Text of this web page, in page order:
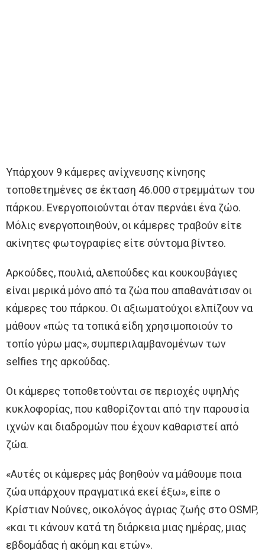
Υπάρχουν 9 κάμερες ανίχνευσης κίνησης
τοποθετημένες σε έκταση 46.000 στρεμμάτων του
πάρκου. Ενεργοποιούνται όταν περνάει ένα ζώο.
Μόλις ενεργοποιηθούν, οι κάμερες τραβούν είτε
ακίνητες φωτογραφίες είτε σύντομα βίντεο.
Αρκούδες, πουλιά, αλεπούδες και κουκουβάγιες
είναι μερικά μόνο από τα ζώα που απαθανάτισαν οι
κάμερες του πάρκου. Οι αξιωματούχοι ελπίζουν να
μάθουν «πώς τα τοπικά είδη χρησιμοποιούν το
τοπίο γύρω μας», συμπεριλαμβανομένων των
selfies της αρκούδας.
Οι κάμερες τοποθετούνται σε περιοχές υψηλής
κυκλοφορίας, που καθορίζονται από την παρουσία
ιχνών και διαδρομών που έχουν καθαριστεί από
ζώα.
«Αυτές οι κάμερες μάς βοηθούν να μάθουμε ποια
ζώα υπάρχουν πραγματικά εκεί έξω», είπε ο
Κρίστιαν Νούνες, οικολόγος άγριας ζωής στο OSMP,
«και τι κάνουν κατά τη διάρκεια μιας ημέρας, μιας
εβδομάδας ή ακόμη και ετών».